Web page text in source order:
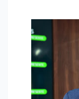
A
o